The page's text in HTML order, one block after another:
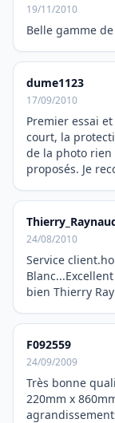
19/11/2010
Belle gamme
dume1123
17/09/2010
Premier essai
court, la
de la photo rien
proposés. Je
24/08/2010
Service
bien Thierry
F092559
24/09/2009
Très bonne
220mm x